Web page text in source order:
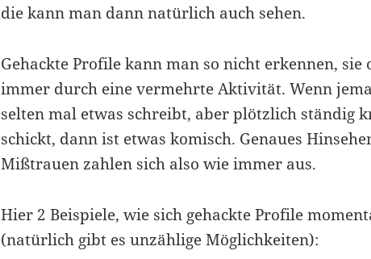
die kann man dann natürlich auch sehen.
Gehackte Profile kann man so nicht erkennen, sie
immer durch eine vermehrte Aktivität. Wenn
selten mal etwas schreibt, aber plötzlich ständig
schickt, dann ist etwas komisch. Genaues
Mißtrauen zahlen sich also wie immer aus.
Hier 2 Beispiele, wie sich gehackte Profile
(natürlich gibt es unzählige Möglichkeiten):